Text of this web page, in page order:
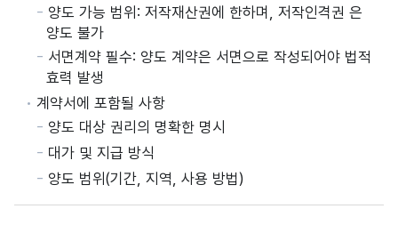
양도 가능 범위: 저작재산권에 한하며, 저작인격권 은
양도 불가
서면계약 필수: 양도 계약은 서면으로 작성되어야 법적
효력 발생
계약서에 포함될 사항
양도 대상 권리의 명확한 명시
대가 및 지급 방식
양도 범위(기간, 지역, 사용 방법)